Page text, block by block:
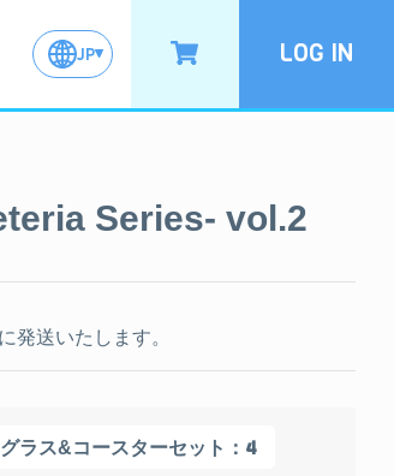
JP LOG IN
Series- vol.2
発送いたします。
グラス&コースターセット ：4